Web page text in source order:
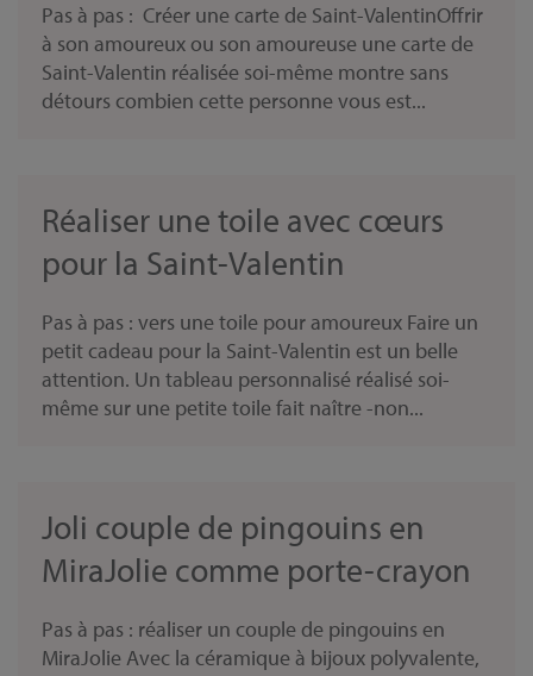
Pas à pas : Créer une carte de Saint-ValentinOffrir
à son amoureux ou son amoureuse une carte de
Saint-Valentin réalisée soi-même montre sans
détours combien cette personne vous est...
Réaliser une toile avec cœurs
pour la Saint-Valentin
Pas à pas : vers une toile pour amoureux Faire un
petit cadeau pour la Saint-Valentin est un belle
attention. Un tableau personnalisé réalisé soi-
même sur une petite toile fait naître -non...
Joli couple de pingouins en
MiraJolie comme porte-crayon
Pas à pas : réaliser un couple de pingouins en
MiraJolie Avec la céramique à bijoux polyvalente,